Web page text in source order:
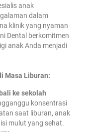
anak
dalam
klinik yang nyaman
Dental berkomitmen
anak Anda menjadi
Masa Liburan:
ke sekolah
konsentrasi
saat liburan, anak
mulut yang sehat.